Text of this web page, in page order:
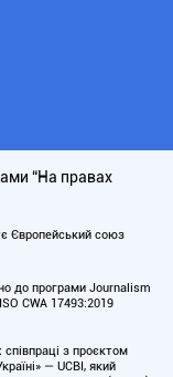
“На правах
Європейський союз
до програми Journalism
CWA 17493:2019
з проєктом
— UCBI, який